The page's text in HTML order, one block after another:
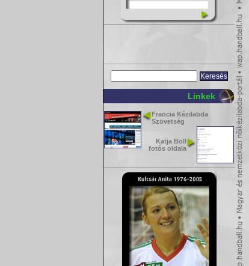
Linkek
Francia Kézilabda
Szövetség
Katja Boll
fotós oldala